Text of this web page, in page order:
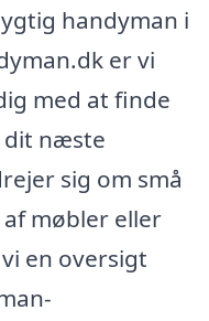
handyman i
er vi
med at finde
næste
sig om små
møbler eller
en oversigt